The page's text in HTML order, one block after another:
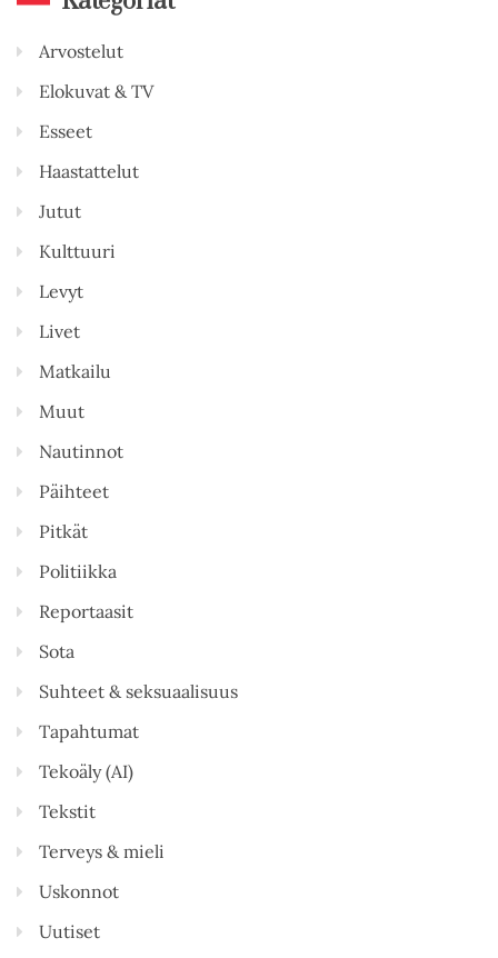
Arvostelut
Elokuvat & TV
Esseet
Haastattelut
Jutut
Kulttuuri
Levyt
Livet
Matkailu
Muut
Nautinnot
Päihteet
Pitkät
Politiikka
Reportaasit
Sota
Suhteet & seksuaalisuus
Tapahtumat
Tekoäly (AI)
Tekstit
Terveys & mieli
Uskonnot
Uutiset